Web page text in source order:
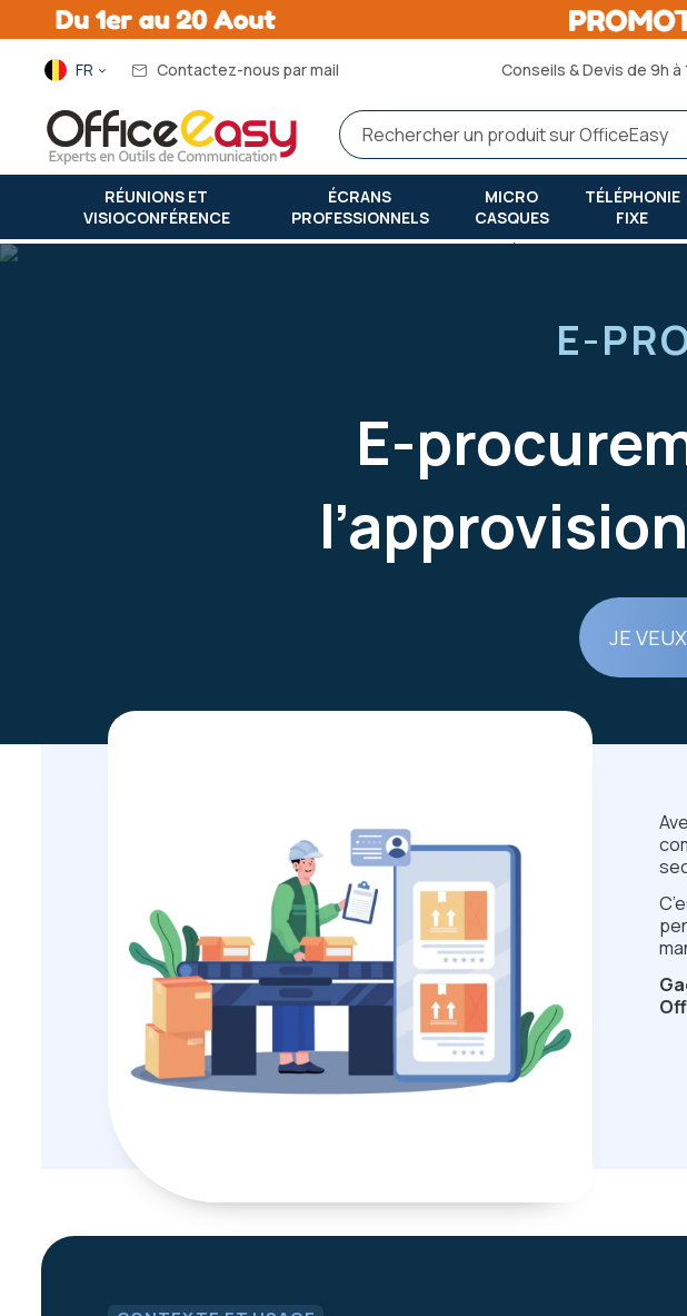
Langue
FR Contactez-nous par mail Conseils & Devis de 9h à
RÉUNIONS ET
VISIOCONFÉRENCE
ÉCRANS
PROFESSIONNELS
MICRO
CASQUES
TÉLÉPHONIE
FIXE
Accueil e-procurement officeeasy : l’approvisionnement simplifié
E-
E-
JE